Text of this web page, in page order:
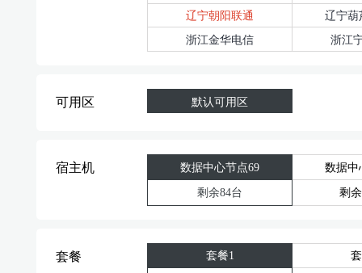
辽宁朝阳联通
辽宁葫
浙江金华电信
浙江
可用区 默认可用区
宿主机
数据中心节点69
剩余84台
数据中
剩
套餐
套餐1